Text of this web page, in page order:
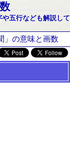
や五行なども解説して
」の意味と画数